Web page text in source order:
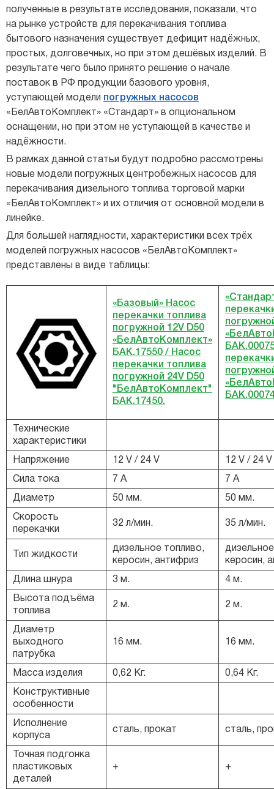
полученные в результате исследования, показали, что
на рынке устройств для перекачивания топлива
бытового назначения существует дефицит надёжных,
простых, долговечных, но при этом дешёвых изделий. В
результате чего было принято решение о начале
поставок в РФ продукции базового уровня,
уступающей модели погружных насосов
«БелАвтоКомплект» «Стандарт» в опциональном
оснащении, но при этом не уступающей в качестве и
надёжности.
В рамках данной статьи будут подробно рассмотрены
новые модели погружных центробежных насосов для
перекачивания дизельного топлива торговой марки
«БелАвтоКомплект» и их отличия от основной модели в
линейке.
Для большей наглядности, характеристики всех трёх
моделей погружных насосов «БелАвтоКомплект»
представлены в виде таблицы:
«Базовый» Насос
перекачки топлива
погружной 12V D50
«БелАвтоКомплект»
БAK.17550 / Насос
перекачки топлива
погружной 24V D50
"БелАвтоКомплект"
БAK.17450.
Технические
характеристики
Напряжение 12 V / 24 V 12 V / 24 V
Сила тока 7 А 7 А
Диаметр 50 мм. 50 мм.
Скорость
перекачки
32 л/мин. 35 л/мин.
Тип жидкости
дизельное топливо,
керосин, антифриз
керосин,
Длина шнура 3 м. 4 м.
Высота подъёма
топлива
2 м. 2 м.
Диаметр
выходного
патрубка
16 мм. 16 мм.
Масса изделия 0,62 Кг. 0,64 Кг.
Конструктивные
особенности
Исполнение
корпуса
сталь, прокат сталь,
Точная подгонка
пластиковых
деталей
+ +